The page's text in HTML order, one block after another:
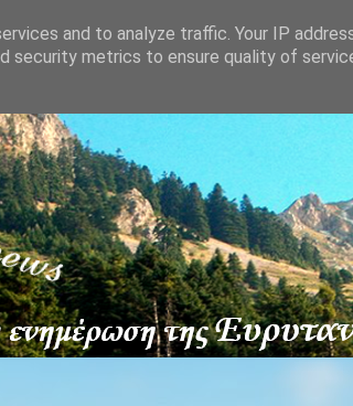
and to analyze traffic. Your IP
security metrics to ensure quality of